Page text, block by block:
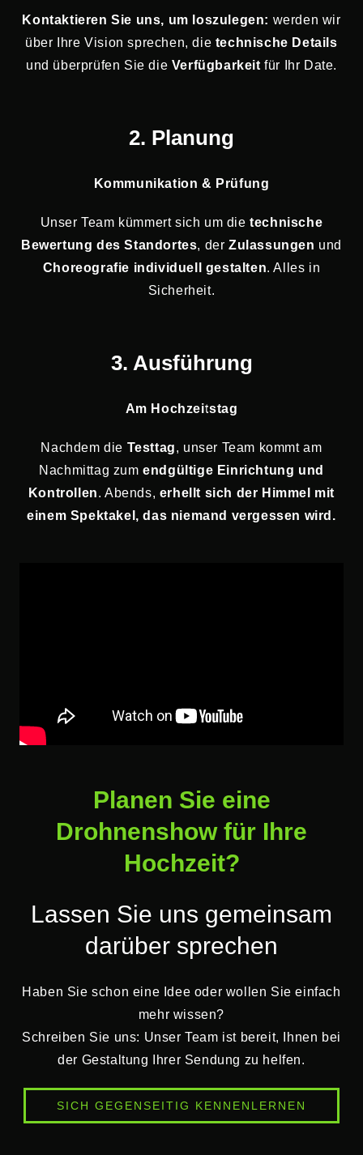
Kontaktieren Sie uns, um loszulegen: werden wir
über Ihre Vision sprechen, die technische Details
und überprüfen Sie die Verfügbarkeit für Ihr Date.
2. Planung
Kommunikation & Prüfung
Unser Team kümmert sich um dietechnische
Bewertung des Standortes, der Zulassungen und
Choreografie individuell gestalten. Alles in
Sicherheit.
3. Ausführung
Am Hochzeitstag
Nachdem die Testtag, unser Team kommt am
Nachmittag zumendgültige Einrichtung und
Kontrollen. Abends, erhellt sich der Himmel mit
einem Spektakel, das niemand vergessen wird.
Planen Sie eine
Drohnenshow für Ihre
Hochzeit?
Lassen Sie uns gemeinsam
darüber sprechen
Haben Sie schon eine Idee oder wollen Sie einfach
mehr wissen?
Schreiben Sie uns: Unser Team ist bereit, Ihnen bei
der Gestaltung Ihrer Sendung zu helfen.
SICH GEGENSEITIG KENNENLERNEN